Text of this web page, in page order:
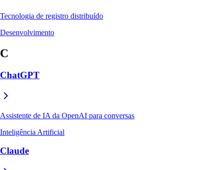
Tecnologia de registro distribuído
Desenvolvimento
C
ChatGPT
Assistente de IA da OpenAI para conversas
Inteligência Artificial
Claude